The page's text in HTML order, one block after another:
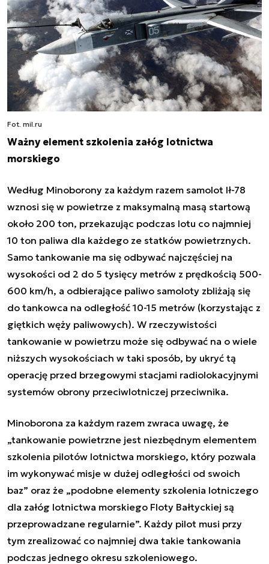
Fot. mil.ru
Ważny element szkolenia załóg lotnictwa
morskiego
Według Minoborony za każdym razem samolot Ił-78
wznosi się w powietrze z maksymalną masą startową
około 200 ton, przekazując podczas lotu co najmniej
10 ton paliwa dla każdego ze statków powietrznych.
Samo tankowanie ma się odbywać najczęściej na
wysokości od 2 do 5 tysięcy metrów z prędkością 500-
600 km/h, a odbierające paliwo samoloty zbliżają się
do tankowca na odległość 10-15 metrów (korzystając z
giętkich węży paliwowych). W rzeczywistości
tankowanie w powietrzu może się odbywać na o wiele
niższych wysokościach w taki sposób, by ukryć tą
operację przed brzegowymi stacjami radiolokacyjnymi
systemów obrony przeciwlotniczej przeciwnika.
Minoborona za każdym razem zwraca uwagę, że
„tankowanie powietrzne jest niezbędnym elementem
szkolenia pilotów lotnictwa morskiego, który pozwala
im wykonywać misje w dużej odległości od swoich
baz” oraz że „podobne elementy szkolenia lotniczego
dla załóg lotnictwa morskiego Floty Bałtyckiej są
przeprowadzane regularnie”. Każdy pilot musi przy
tym zrealizować co najmniej dwa takie tankowania
podczas jednego okresu szkoleniowego.